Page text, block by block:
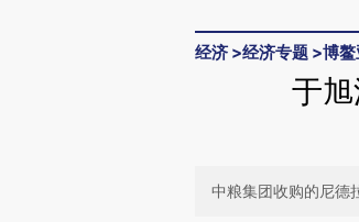
经济 >经济专题 >博
于
中粮集团收购的尼德